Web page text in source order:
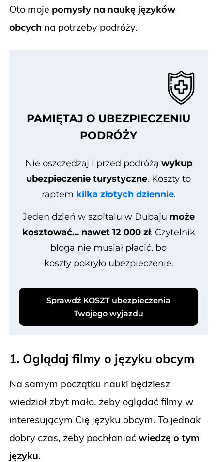
Oto moje pomysły na naukę języków
obcych na potrzeby podróży.
PAMIĘTAJ O UBEZPIECZENIU
PODRÓŻY
Nie oszczędzaj i przed podróżą wykup
ubezpieczenie turystyczne. Koszty to
raptem kilka złotych dziennie.
Jeden dzień w szpitalu w Dubaju może
kosztować… nawet 12 000 zł. Czytelnik
bloga nie musiał płacić, bo
koszty pokryło ubezpieczenie.
Sprawdź KOSZT ubezpieczenia
Twojego wyjazdu
1. Oglądaj filmy o języku obcym
Na samym początku nauki będziesz
wiedział zbyt mało, żeby oglądać filmy w
interesującym Cię języku obcym. To jednak
dobry czas, żeby pochłaniać wiedzę o tym
języku.